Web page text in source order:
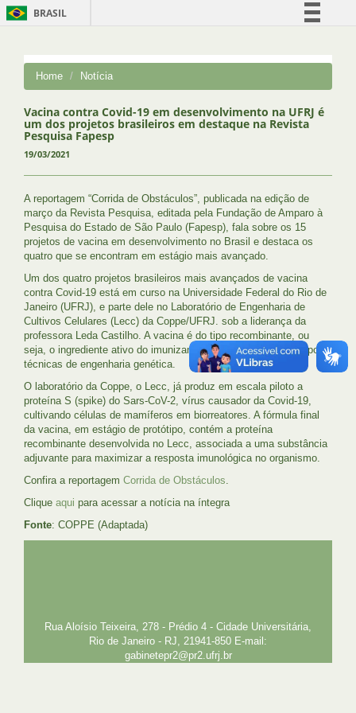
BRASIL
Comunica BR
Acesso à informação
Legislação
Home Notícia
Vacina contra Covid-19 em desenvolvimento na UFRJ é
um dos projetos brasileiros em destaque na Revista
Pesquisa Fapesp
19/03/2021
A reportagem “Corrida de Obstáculos”, publicada na edição de
março da Revista Pesquisa, editada pela Fundação de Amparo à
Pesquisa do Estado de São Paulo (Fapesp), fala sobre os 15
projetos de vacina em desenvolvimento no Brasil e destaca os
quatro que se encontram em estágio mais avançado.
Um dos quatro projetos brasileiros mais avançados de vacina
contra Covid-19 está em curso na Universidade Federal do Rio de
Janeiro (UFRJ), e parte dele no Laboratório de Engenharia de
Cultivos Celulares (Lecc) da Coppe/UFRJ. sob a liderança da
professora Leda Castilho. A vacina é do tipo recombinante, ou
seja, o ingrediente ativo do imunizante é uma proteína obtida por
técnicas de engenharia genética.
O laboratório da Coppe, o Lecc, já produz em escala piloto a
proteína S (spike) do Sars-CoV-2, vírus causador da Covid-19,
cultivando células de mamíferos em biorreatores. A fórmula final
da vacina, em estágio de protótipo, contém a proteína
recombinante desenvolvida no Lecc, associada a uma substância
adjuvante para maximizar a resposta imunológica no organismo.
Confira a reportagem Corrida de Obstáculos.
Clique aqui para acessar a notícia na íntegra
Fonte: COPPE (Adaptada)
Rua Aloísio Teixeira, 278 - Prédio 4 - Cidade Universitária,
Rio de Janeiro - RJ, 21941-850 E-mail:
gabinetepr2@pr2.ufrj.br